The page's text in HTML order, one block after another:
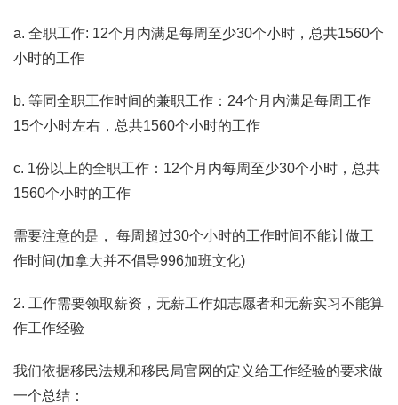
a. 全职工作: 12个月内满足每周至少30个小时，总共1560个
小时的工作
b. 等同全职工作时间的兼职工作：24个月内满足每周工作
15个小时左右，总共1560个小时的工作
c. 1份以上的全职工作：12个月内每周至少30个小时，总共
1560个小时的工作
需要注意的是， 每周超过30个小时的工作时间不能计做工
作时间(加拿大并不倡导996加班文化)
2. 工作需要领取薪资，无薪工作如志愿者和无薪实习不能算
作工作经验
我们依据移民法规和移民局官网的定义给工作经验的要求做
一个总结：